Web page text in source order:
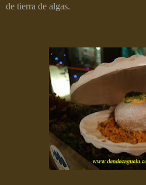
de tierra de algas.